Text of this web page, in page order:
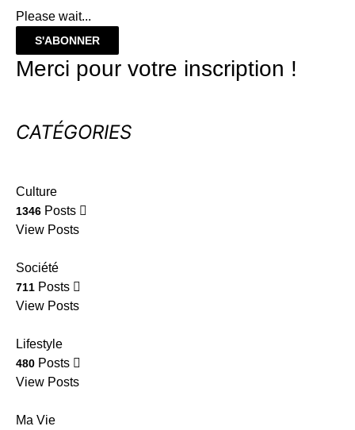
Please wait...
S'ABONNER
Merci pour votre inscription !
CATÉGORIES
Culture
1346 Posts
View Posts
Société
711 Posts
View Posts
Lifestyle
480 Posts
View Posts
Ma Vie